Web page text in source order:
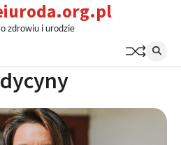
zdrowiu i urodzie